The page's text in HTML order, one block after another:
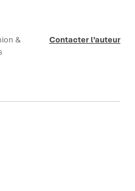
&
Contacter l’auteur